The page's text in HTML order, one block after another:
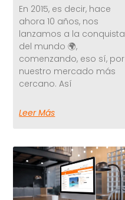
En 2015, es decir, hace
ahora 10 años, nos
lanzamos a la conquista
del mundo 🌍,
comenzando, eso sí, por
nuestro mercado más
cercano. Así
Leer Más